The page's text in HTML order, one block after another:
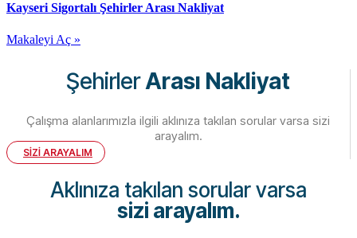
Kayseri Sigortalı Şehirler Arası Nakliyat
Makaleyi Aç »
ŞehirlerArası Nakliyat
Çalışma alanlarımızla ilgili aklınıza takılan sorular varsa sizi
arayalım.
SİZİ ARAYALIM
Aklınıza takılan sorular varsa
sizi arayalım.